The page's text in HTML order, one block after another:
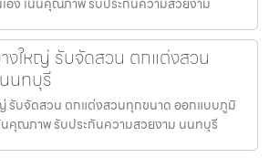
งใหญ่ รับจัดสวน ตกแต่งสวน
นทบุรี
รับจัดสวน ตกแต่งสวนทุกขนาด ออกแบบภูมิ
นคุณภาพ รับประกันความสวยงาม นนทบุรี